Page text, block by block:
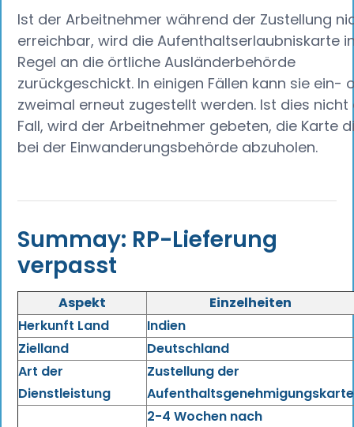
Ist der Arbeitnehmer während der Zustellung
erreichbar, wird die Aufenthaltserlaubniskarte
Regel an die örtliche Ausländerbehörde
zurückgeschickt. In einigen Fällen kann sie ein-
zweimal erneut zugestellt werden. Ist dies nicht
Fall, wird der Arbeitnehmer gebeten, die Karte
bei der Einwanderungsbehörde abzuholen.
Summay: RP-Lieferung
verpasst
Aspekt
Einzelheiten
Herkunft Land
Indien
Zielland
Deutschland
Art der
Dienstleistung
Zustellung der
Aufenthaltsgenehmigungskarte
2-4 Wochen nach